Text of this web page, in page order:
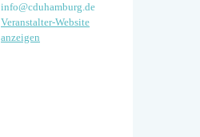
info@cduhamburg.de
Veranstalter-Website
anzeigen